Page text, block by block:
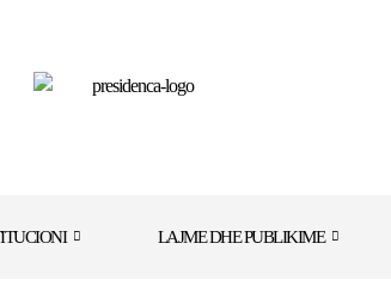
LAJME DHE PUBLIKIME